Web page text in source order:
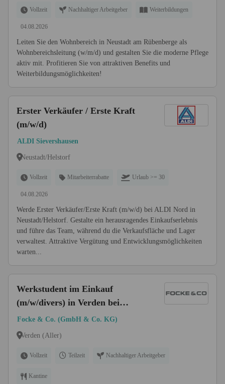
Vollzeit Nachhaltiger Arbeitgeber Weiterbildungen
04.08.2026
Leiten Sie den Wohnbereich in Neustadt am Rübenberge als
Wohnbereichsleitung (w/m/d) und gestalten Sie die moderne Pflege
aktiv mit. Profitieren Sie von attraktiven Benefits und
Weiterbildungsmöglichkeiten!
Erster Verkäufer / Erste Kraft
(m/w/d)
ALDI Sievershausen
Neustadt/Helstorf
Vollzeit Mitarbeiterrabatte Urlaub >= 30
04.08.2026
Werde Erster Verkäufer/Erste Kraft (m/w/d) bei ALDI Nord in
Neustadt/Helstorf. Gestalte ein herausragendes Einkaufserlebnis
und führe das Team, während du die Verkaufsfläche und Lager
verwaltest. Attraktive Vergütung und Entwicklungsmöglichkeiten
warten...
Werkstudent im Einkauf
(m/w/divers) in Verden bei
Bremen
Focke & Co. (GmbH & Co. KG)
Verden (Aller)
Vollzeit Teilzeit Nachhaltiger Arbeitgeber
Kantine